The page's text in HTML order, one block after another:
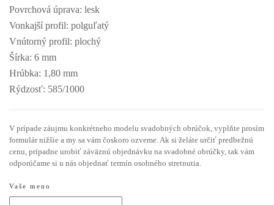
Povrchová úprava: lesk
Vonkajší profil: polguľatý
Vnútorný profil: plochý
Šírka: 6 mm
Hrúbka: 1,80 mm
Rýdzosť: 585/1000
V prípade záujmu konkrétneho modelu svadobných obrúčok, vyplňte prosím
formulár nižšie a my sa vám čoskoro ozveme. Ak si želáte určiť predbežnú
cenu, prípadne urobiť záväznú objednávku na svadobné obrúčky, tak vám
odporúčame si u nás objednať termín osobného stretnutia.
Vaše meno